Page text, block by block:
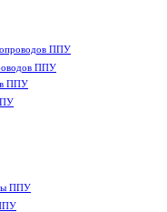
ППУ